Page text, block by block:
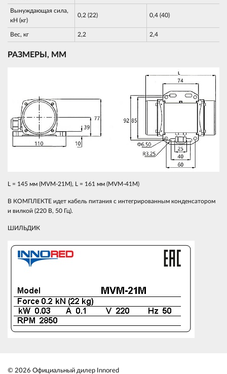
Вынуждающая сила,
кН (кг)
0,2 (22) 0,4 (40)
Вес, кг 2,2 2,4
РАЗМЕРЫ, ММ
L = 145 мм (MVM-21M), L = 161 мм (MVM-41M)
В КОМПЛЕКТЕ идет кабель питания с интегрированным конденсатором
и вилкой (220 В, 50 Гц).
ШИЛЬДИК
© 2026 Официальный дилер Innored